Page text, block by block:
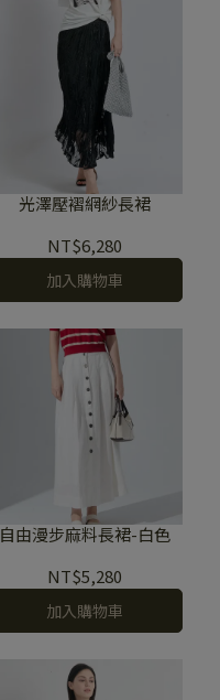
光澤壓褶網紗長裙
NT$6,280
加入購物車
自由漫步麻料長裙-白色
NT$5,280
加入購物車